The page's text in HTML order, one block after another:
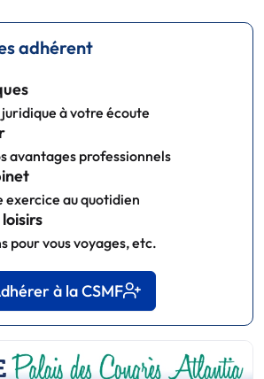
adhérent
à votre écoute
avantages professionnels
au quotidien
pour vous voyages, etc.
à la CSMF